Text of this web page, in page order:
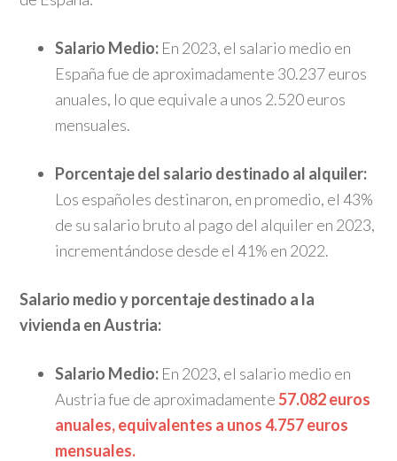
Salario Medio: En 2023, el salario medio en
España fue de aproximadamente 30.237 euros
anuales, lo que equivale a unos 2.520 euros
mensuales.
Porcentaje del salario destinado al alquiler:
Los españoles destinaron, en promedio, el 43%
de su salario bruto al pago del alquiler en 2023,
incrementándose desde el 41% en 2022.
Salario medio y porcentaje destinado a la
vivienda en Austria:
Salario Medio: En 2023, el salario medio en
Austria fue de aproximadamente57.082 euros
anuales, equivalentes a unos 4.757 euros
mensuales.